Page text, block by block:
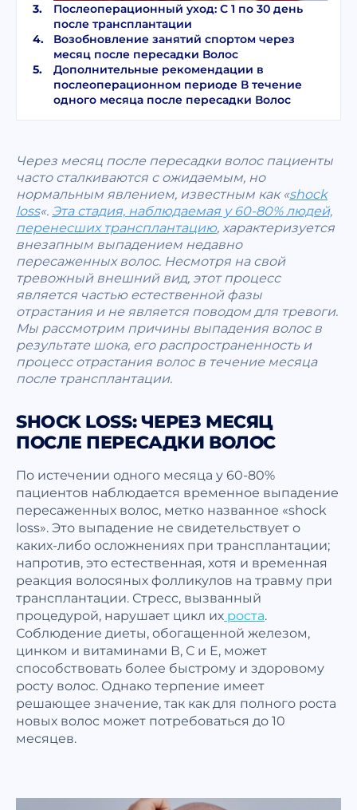
Послеоперационный уход: С 1 по 30 день
после трансплантации
Возобновление занятий спортом через
месяц после пересадки Волос
Дополнительные рекомендации в
послеоперационном периоде В течение
одного месяца после пересадки Волос
Через месяц после пересадки волос пациенты
часто сталкиваются с ожидаемым, но
нормальным явлением, известным как «shock
loss«. Эта стадия, наблюдаемая у 60-80% людей,
перенесших трансплантацию, характеризуется
внезапным выпадением недавно
пересаженных волос. Несмотря на свой
тревожный внешний вид, этот процесс
является частью естественной фазы
отрастания и не является поводом для тревоги.
Мы рассмотрим причины выпадения волос в
результате шока, его распространенность и
процесс отрастания волос в течение месяца
после трансплантации.
SHOCK LOSS: ЧЕРЕЗ МЕСЯЦ
ПОСЛЕ ПЕРЕСАДКИ ВОЛОС
По истечении одного месяца у 60-80%
пациентов наблюдается временное выпадение
пересаженных волос, метко названное «shock
loss». Это выпадение не свидетельствует о
каких-либо осложнениях при трансплантации;
напротив, это естественная, хотя и временная
реакция волосяных фолликулов на травму при
трансплантации. Стресс, вызванный
процедурой, нарушает цикл их роста.
Соблюдение диеты, обогащенной железом,
цинком и витаминами В, С и Е, может
способствовать более быстрому и здоровому
росту волос. Однако терпение имеет
решающее значение, так как для полного роста
новых волос может потребоваться до 10
месяцев.